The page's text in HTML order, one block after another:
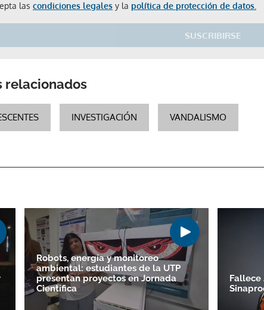
las condiciones legales y la política de protección de datos.
SUSCRIBIRSE
Gracias por suscribirte a
relacionados
INVESTIGACIÓN VANDALISMO
Robots, energía y monitoreo
ambiental: estudiantes de la UTP
presentan proyectos en Jornada
Científica
Fallece